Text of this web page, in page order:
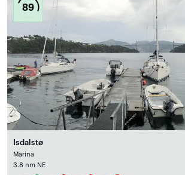
89
Isdalstø
Marina
3.8 nm NE